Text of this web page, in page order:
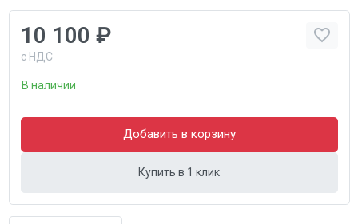
10 100 ₽
с НДС
В наличии
Добавить в корзину
Купить в 1 клик